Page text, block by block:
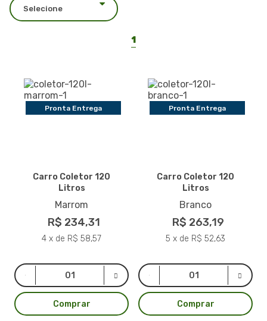
1
Pronta Entrega
Carro Coletor 120
Litros
Marrom
R$ 234,31
4 x de R$ 58,57
Comprar
Pronta Entrega
Carro Coletor 120
Litros
Branco
R$ 263,19
5 x de R$ 52,63
Comprar